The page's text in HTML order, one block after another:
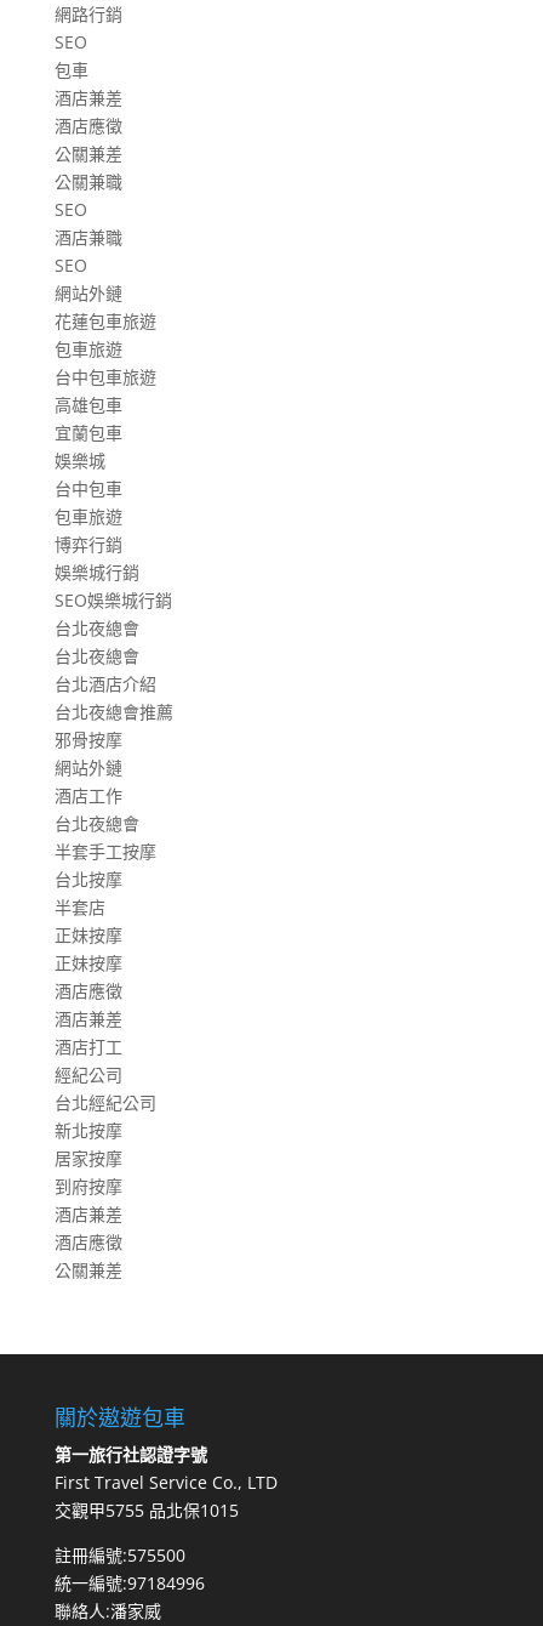
網路行銷
SEO
包車
酒店兼差
酒店應徵
公關兼差
公關兼職
SEO
酒店兼職
SEO
網站外鏈
花蓮包車旅遊
包車旅遊
台中包車旅遊
高雄包車
宜蘭包車
娛樂城
台中包車
包車旅遊
博弈行銷
娛樂城行銷
SEO娛樂城行銷
台北夜總會
台北夜總會
台北酒店介紹
台北夜總會推薦
邪骨按摩
網站外鏈
酒店工作
台北夜總會
半套手工按摩
台北按摩
半套店
正妹按摩
正妹按摩
酒店應徵
酒店兼差
酒店打工
經紀公司
台北經紀公司
新北按摩
居家按摩
到府按摩
酒店兼差
酒店應徵
公關兼差
關於遨遊包車
第一旅行社認證字號
First Travel Service Co., LTD
交觀甲5755 品北保1015
註冊編號:575500
統一編號:97184996
聯絡人:潘家威